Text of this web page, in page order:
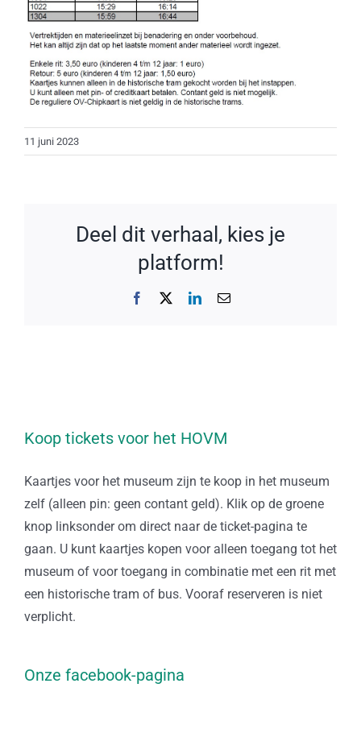
11 juni 2023
Deel dit verhaal, kies je
platform!
Facebook LinkedIn
E-
Koop tickets voor het HOVM
Kaartjes voor het museum zijn te koop in het museum
zelf (alleen pin: geen contant geld). Klik op de groene
knop linksonder om direct naar de ticket-pagina te
gaan. U kunt kaartjes kopen voor alleen toegang tot het
museum of voor toegang in combinatie met een rit met
een historische tram of bus. Vooraf reserveren is niet
verplicht.
Onze facebook-pagina